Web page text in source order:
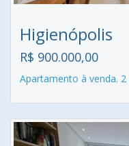
Higienópolis
R$ 900.000,00
Apartamento à venda.